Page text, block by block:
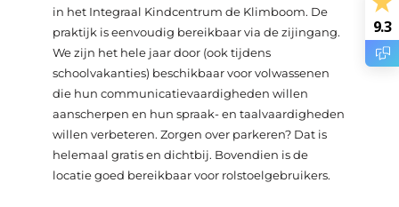
in het Integraal Kindcentrum de Klimboom. De
praktijk is eenvoudig bereikbaar via de zijingang.
We zijn het hele jaar door (ook tijdens
schoolvakanties) beschikbaar voor volwassenen
die hun communicatievaardigheden willen
aanscherpen en hun spraak- en taalvaardigheden
willen verbeteren. Zorgen over parkeren? Dat is
helemaal gratis en dichtbij. Bovendien is de
locatie goed bereikbaar voor rolstoelgebruikers.
9.3